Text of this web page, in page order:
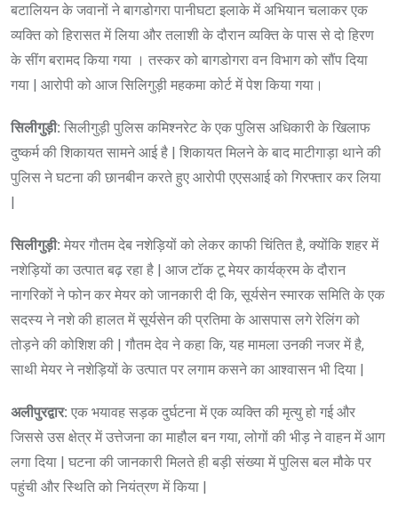
बटालियन के जवानों ने बागडोगरा पानीघटा इलाके में अभियान चलाकर एक
व्यक्ति को हिरासत में लिया और तलाशी के दौरान व्यक्ति के पास से दो हिरण
के सींग बरामद किया गया । तस्कर को बागडोगरा वन विभाग को सौंप दिया
गया | आरोपी को आज सिलिगुड़ी महकमा कोर्ट में पेश किया गया।
सिलीगुड़ी: सिलीगुड़ी पुलिस कमिश्नरेट के एक पुलिस अधिकारी के खिलाफ
दुष्कर्म की शिकायत सामने आई है | शिकायत मिलने के बाद माटीगाड़ा थाने की
पुलिस ने घटना की छानबीन करते हुए आरोपी एएसआई को गिरफ्तार कर लिया
|
सिलीगुड़ी: मेयर गौतम देब नशेड़ियों को लेकर काफी चिंतित है, क्योंकि शहर में
नशेड़ियों का उत्पात बढ़ रहा है | आज टॉक टू मेयर कार्यक्रम के दौरान
नागरिकों ने फोन कर मेयर को जानकारी दी कि, सूर्यसेन स्मारक समिति के एक
सदस्य ने नशे की हालत में सूर्यसेन की प्रतिमा के आसपास लगे रेलिंग को
तोड़ने की कोशिश की | गौतम देव ने कहा कि, यह मामला उनकी नजर में है,
साथी मेयर ने नशेड़ियों के उत्पात पर लगाम कसने का आश्वासन भी दिया |
अलीपुरद्वार: एक भयावह सड़क दुर्घटना में एक व्यक्ति की मृत्यु हो गई और
जिससे उस क्षेत्र में उत्तेजना का माहौल बन गया, लोगों की भीड़ ने वाहन में आग
लगा दिया | घटना की जानकारी मिलते ही बड़ी संख्या में पुलिस बल मौके पर
पहुंची और स्थिति को नियंत्रण में किया |